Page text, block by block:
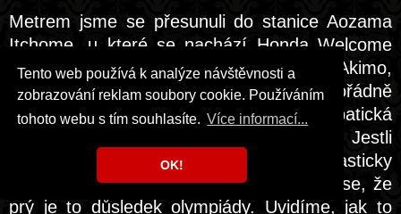
Tento web používá k analýze návštěvnosti a
zobrazování reklam soubory cookie. Používáním
tohoto webu s tím souhlasíte. Více informací...
OK!
Metrem jsme se přesunuli do stanice Aozama
Itchome, u které se nachází Honda Welcome
Plaza, Mají tam vystavené třeba robota Akimo,
ale i „kei car“, jedno jsme jim pořádně
prozkoumali. Byla tam velmi sympatická
ochranka, pán starší, ale mluvil anglicky. Jestli
se něco od naší poslední návštěvy drasticky
zlepšilo, tak je to úroveň angličtiny. Říká se, že
prý je to důsledek olympiády. Uvidíme, jak to